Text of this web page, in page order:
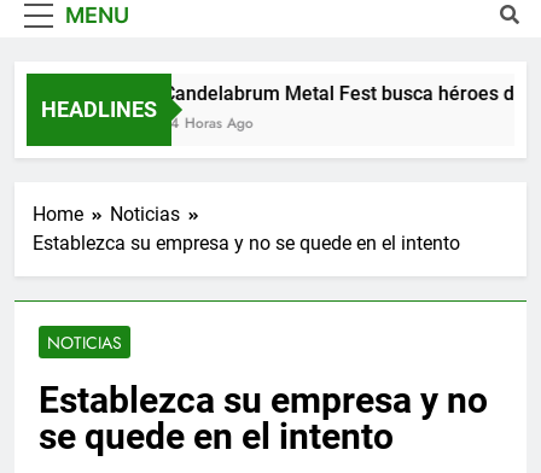
MENU
HEADLINES
Candelabrum Metal Fest busca héroes de
14 Horas Ago
Home
Noticias
Establezca su empresa y no se quede en el intento
NOTICIAS
Establezca su empresa y no
se quede en el intento